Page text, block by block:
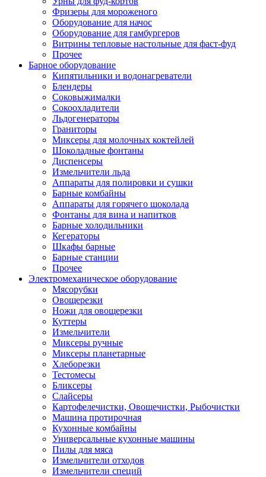
Фризеры для мороженого
Оборудование для начос
Оборудование для гамбургеров
Витрины тепловые настольные для фаст-фуд
Прочее
Барное оборудование
Кипятильники и водонагреватели
Блендеры
Соковыжималки
Сокоохладители
Льдогенераторы
Граниторы
Миксеры для молочных коктейлей
Шоколадные фонтаны
Диспенсеры
Измельчители льда
Аппараты для полировки и сушки
Барные комбайны
Аппараты для горячего шоколада
Фонтаны для вина и напитков
Барные холодильники
Кегераторы
Шкафы барные
Барные станции
Прочее
Электромеханическое оборудование
Мясорубки
Овощерезки
Ножи для овощерезки
Куттеры
Измельчители
Миксеры ручные
Миксеры планетарные
Хлеборезки
Тестомесы
Бликсеры
Слайсеры
Картофелечистки, Овощечистки, Рыбочистки
Машина протирочная
Кухонные комбайны
Универсальные кухонные машины
Пилы для мяса
Измельчители отходов
Измельчители специй